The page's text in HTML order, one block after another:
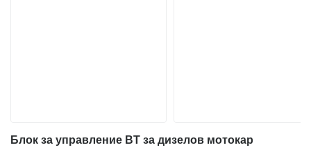
Блок за управление BT за дизелов мотокар